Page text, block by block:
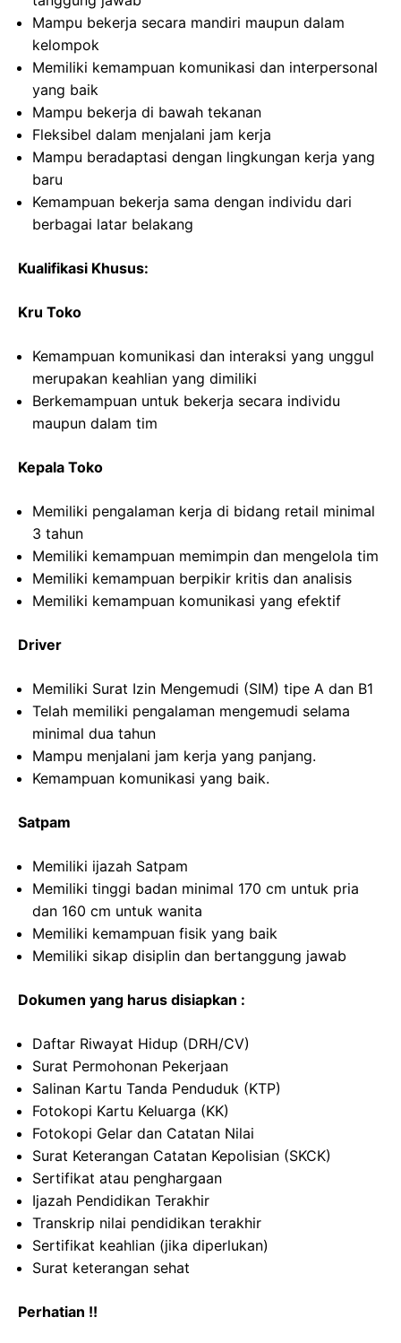
Mampu bekerja secara mandiri maupun dalam
kelompok
Memiliki kemampuan komunikasi dan interpersonal
yang baik
Mampu bekerja di bawah tekanan
Fleksibel dalam menjalani jam kerja
Mampu beradaptasi dengan lingkungan kerja yang
baru
Kemampuan bekerja sama dengan individu dari
berbagai latar belakang
Kualifikasi Khusus:
Kru Toko
Kemampuan komunikasi dan interaksi yang unggul
merupakan keahlian yang dimiliki
Berkemampuan untuk bekerja secara individu
maupun dalam tim
Kepala Toko
Memiliki pengalaman kerja di bidang retail minimal
3 tahun
Memiliki kemampuan memimpin dan mengelola tim
Memiliki kemampuan berpikir kritis dan analisis
Memiliki kemampuan komunikasi yang efektif
Driver
Memiliki Surat Izin Mengemudi (SIM) tipe A dan B1
Telah memiliki pengalaman mengemudi selama
minimal dua tahun
Mampu menjalani jam kerja yang panjang.
Kemampuan komunikasi yang baik.
Satpam
Memiliki ijazah Satpam
Memiliki tinggi badan minimal 170 cm untuk pria
dan 160 cm untuk wanita
Memiliki kemampuan fisik yang baik
Memiliki sikap disiplin dan bertanggung jawab
Dokumen yang harus disiapkan :
Daftar Riwayat Hidup (DRH/CV)
Surat Permohonan Pekerjaan
Salinan Kartu Tanda Penduduk (KTP)
Fotokopi Kartu Keluarga (KK)
Fotokopi Gelar dan Catatan Nilai
Surat Keterangan Catatan Kepolisian (SKCK)
Sertifikat atau penghargaan
Ijazah Pendidikan Terakhir
Transkrip nilai pendidikan terakhir
Sertifikat keahlian (jika diperlukan)
Surat keterangan sehat
Perhatian !!